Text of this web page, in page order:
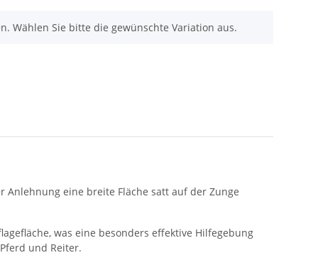
Wählen Sie bitte die gewünschte Variation aus.
Anlehnung eine breite Fläche satt auf der Zunge
was eine besonders effektive Hilfegebung
und Reiter.